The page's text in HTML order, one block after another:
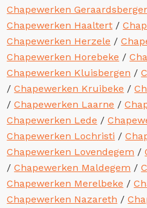
Chapewerken
Chapewerken Haaltert /
Chapewerken Herzele /
Chapewerken Horebeke /
Chapewerken Kluisbergen /
/Chapewerken Kruibeke /
/Chapewerken Laarne /
Chapewerken Lede /
Chapewerken Lochristi /
Chapewerken Lovendegem /
/Chapewerken Maldegem /
Chapewerken Merelbeke /
Chapewerken Nazareth /